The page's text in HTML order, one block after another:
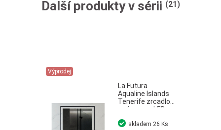
Další produkty v sérii (21)
Výprodej
La Futura
Aqualine Islands
Tenerife zrcadlo
s rámem s LED
osvětlením černá
60x80 cm
skladem 26 Ks